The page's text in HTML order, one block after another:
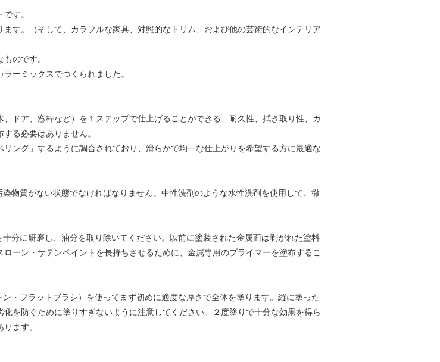
す。
す。（そして、カラフルな家具、対照的なトリム、および他の芸術的なインテリア
のです。
ーミックスでつくられました。
ドア、窓枠など）を１ステップで仕上げることができる、耐久性、拭き取り性、カ
る必要はありません。
ング」するように調合されており、滑らかで均一な仕上がりを希望する方に最適な
物質がない状態でなければなりません。中性洗剤のような水性洗剤を使用して、徹
分に研磨し、油分を取り除いてください。以前に塗装された金属面は剥がれた塗料
ーン・サテンペイントを長持ちさせるために、金属専用のプライマーを塗布するこ
フラットブラシ）を使ってまず初めに適度な厚さで全体を塗ります。縦に塗った
を防ぐために塗りすぎないように注意してください。２度塗りで十分な効果を得ら
ます。